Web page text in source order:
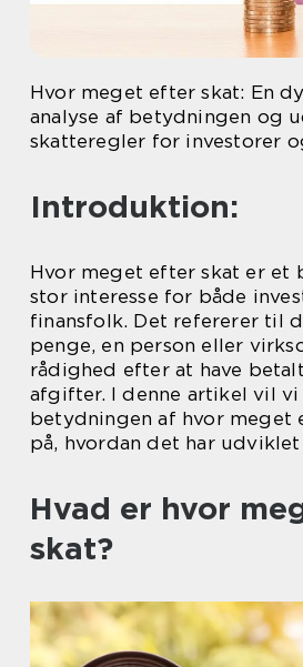
Hvor meget efter skat: En
analyse af betydningen og
skatteregler for investorer
Introduktion:
Hvor meget efter skat er et
stor interesse for både
finansfolk. Det refererer til
penge, en person eller
rådighed efter at have
afgifter. I denne artikel vil
betydningen af hvor meget
på, hvordan det har
Hvad er hvor
skat?